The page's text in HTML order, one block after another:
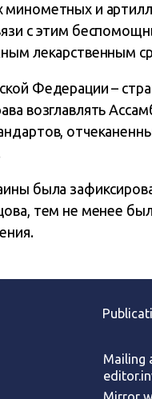
минометных и
с этим
лекарственным
Федерации –
возглавлять
была
тем не менее
Mailing